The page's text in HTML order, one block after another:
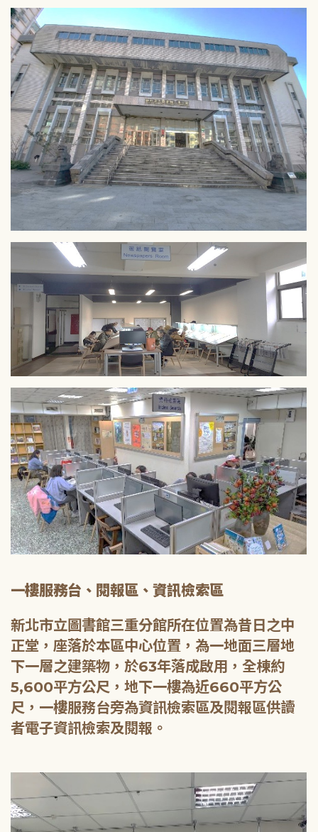
一樓服務台、閱報區、資訊檢索區
新北市立圖書館三重分館所在位置為昔日之中
正堂，座落於本區中心位置，為一地面三層地
下一層之建築物，於63年落成啟用，全棟約
5,600平方公尺，地下一樓為近660平方公
尺，一樓服務台旁為資訊檢索區及閱報區供讀
者電子資訊檢索及閱報。